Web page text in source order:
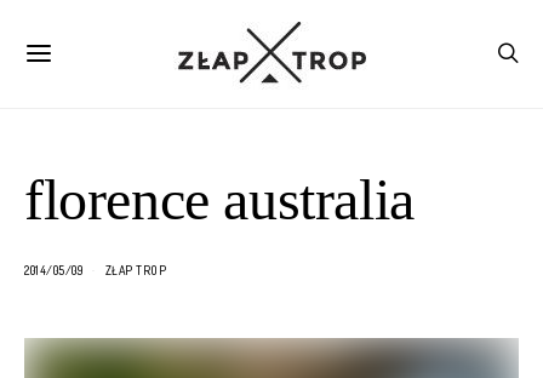
florence australia
2014/05/09 ZŁAP TROP